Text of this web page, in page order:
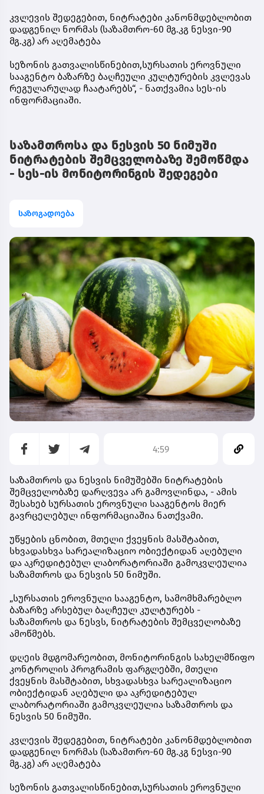
კვლევის შედეგებით, ნიტრატები კანონმდებლობით
დადგენილ ნორმას (საზამთრო-60 მგ.კგ ნესვი-90
მგ.კგ) არ აღემატება
სეზონის გათვალისწინებით,სურსათის ეროვნული
სააგენტო ბაზარზე ბაღჩეული კულტურების კვლევას
რეგულარულად ჩაატარებს“, - ნათქვამია სეს-ის
ინფორმაციაში.
საზამთროსა და ნესვის 50 ნიმუში
ნიტრატების შემცველობაზე შემოწმდა
- სეს-ის მონიტორინგის შედეგები
საზოგადოება
4:59
საზამთროს და ნესვის ნიმუშებში ნიტრატების
შემცველობაზე დარღვევა არ გამოვლინდა, - ამის
შესახებ სურსათის ეროვნული სააგენტოს მიერ
გავრცელებულ ინფორმაციაშია ნათქვამი.
უწყების ცნობით, მთელი ქვეყნის მასშტაბით,
სხვადასხვა სარეალიზაციო ობიექტიდან აღებული
და აკრედიტებულ ლაბორატორიაში გამოკვლეულია
საზამთროს და ნესვის 50 ნიმუში.
„სურსათის ეროვნული სააგენტო, სამომხმარებლო
ბაზარზე არსებულ ბაღჩეულ კულტურებს -
საზამთროს და ნესვს, ნიტრატების შემცველობაზე
ამოწმებს.
დღეის მდგომარეობით, მონიტორინგის სახელმწიფო
კონტროლის პროგრამის ფარგლებში, მთელი
ქვეყნის მასშტაბით, სხვადასხვა სარეალიზაციო
ობიექტიდან აღებული და აკრედიტებულ
ლაბორატორიაში გამოკვლეულია საზამთროს და
ნესვის 50 ნიმუში.
კვლევის შედეგებით, ნიტრატები კანონმდებლობით
დადგენილ ნორმას (საზამთრო-60 მგ.კგ ნესვი-90
მგ.კგ) არ აღემატება
სეზონის გათვალისწინებით,სურსათის ეროვნული